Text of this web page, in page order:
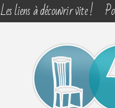
Les liens à découvrir vite !